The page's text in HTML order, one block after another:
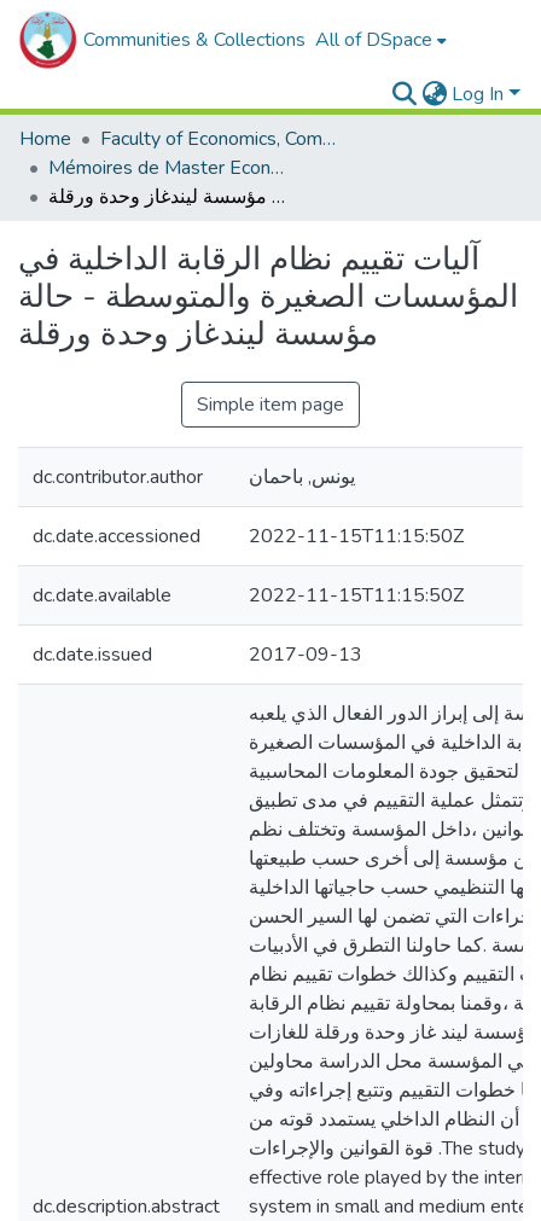
Communities & Collections All of DSpace
Log In
Home
Faculty of Economics, Commercial Sciences and Management Sciences
Mémoires de Master Economie
آليات تقييم نظام الرقابة الداخلية في المؤسسات الصغيرة والمتوسطة - حالة مؤسسة ليندغاز وحدة ورقلة
آليات تقييم نظام الرقابة الداخلية في
المؤسسات الصغيرة والمتوسطة - حالة
مؤسسة ليندغاز وحدة ورقلة
Simple item page
dc.contributor.author يونس, باحمان
dc.date.accessioned 2022-11-15T11:15:50Z
dc.date.available 2022-11-15T11:15:50Z
dc.date.issued 2017-09-13
dc.description.abstract
إلى إبراز الدور الفعال الذي يلعبه
الداخلية في المؤسسات الصغيرة
لتحقيق جودة المعلومات المحاسبية
وتتمثل عملية التقييم في مدى تطبيق
،داخل المؤسسة وتختلف نظم
من مؤسسة إلى أخرى حسب طبيعتها
التنظيمي حسب حاجياتها الداخلية
التي تضمن لها السير الحسن
.كما حاولنا التطرق في الأدبيات
التقييم وكذالك خطوات تقييم نظام
،وقمنا بمحاولة تقييم نظام الرقابة
مؤسسة ليند غاز وحدة ورقلة للغازات
فهي المؤسسة محل الدراسة محاولين
خطوات التقييم وتتبع إجراءاته وفي
أن النظام الداخلي يستمدد قوته من
قوة القوانين والإجراءات .The study aims at the
effective role played by the
system in small and medium